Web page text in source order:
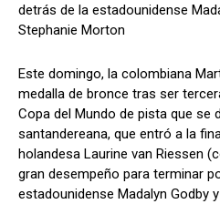
detrás de la estadounidense
Stephanie Morton
Este domingo, la colombiana
medalla de bronce tras ser
Copa del Mundo de pista que se
santandereana, que entró a la
holandesa Laurine van Riessen
gran desempeño para terminar
estadounidense Madalyn Godby